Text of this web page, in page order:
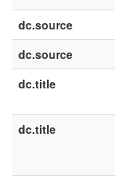
dc.source
dc.source
dc.title
dc.title